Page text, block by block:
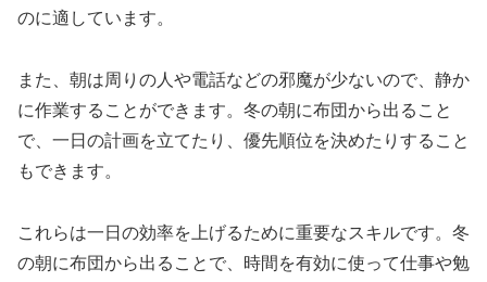
のに適しています。
また、朝は周りの人や電話などの邪魔が少ないので、静か
に作業することができます。冬の朝に布団から出ること
で、一日の計画を立てたり、優先順位を決めたりすること
もできます。
これらは一日の効率を上げるために重要なスキルです。冬
の朝に布団から出ることで、時間を有効に使って仕事や勉